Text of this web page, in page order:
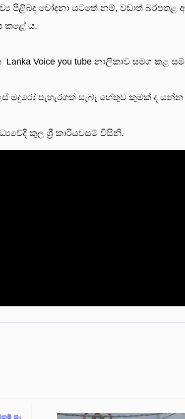
පිළිබඳ චෝදනා යටතේ නම්, වඩාත්
කළේ ය.
Voice you tube නාලිකාව සමග කළ
පැහැරගත් සැබෑ හේතුව කුමක් ද
කුල ශ්‍රී කාරියවසම් විසිනි.